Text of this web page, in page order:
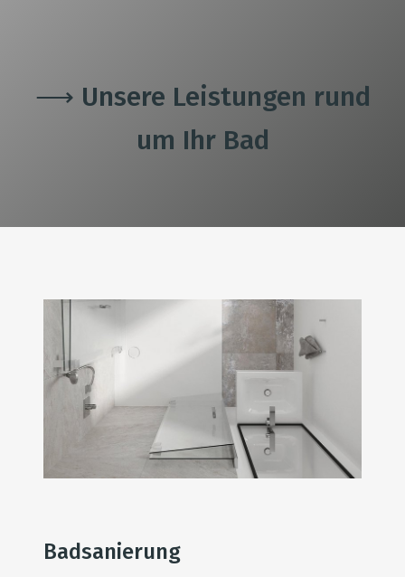
⟶ Unsere Leistungen rund
um Ihr Bad
Badsanierung